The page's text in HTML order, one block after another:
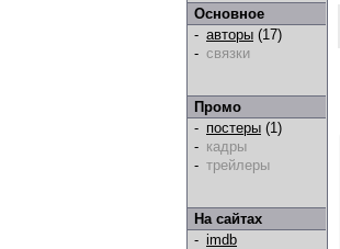
Основное
- авторы (17)
- связки
Промо
- постеры (1)
- кадры
- трейлеры
На сайтах
- imdb